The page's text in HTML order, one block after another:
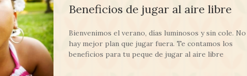
Beneficios de jugar al aire libre
Bienvenimos el verano, días luminosos y sin cole. No
hay mejor plan que jugar fuera. Te contamos los
beneficios para tu peque de jugar al aire libre